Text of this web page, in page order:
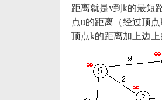
距离就是v到k的最短
点u的距离（经过顶
顶点k的距离加上边